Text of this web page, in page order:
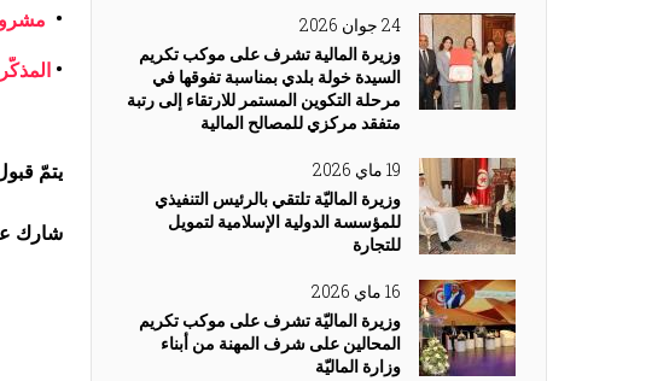
24 جوان 2026
وزيرة المالية تشرف على موكب تكريم
السيدة خولة بلدي بمناسبة تفوقها في
مرحلة التكوين المستمر للارتقاء إلى رتبة
متفقد مركزي للمصالح المالية
19 ماي 2026
وزيرة الماليّة تلتقي بالرئيس التنفيذي
للمؤسسة الدولية الإسلامية لتمويل
للتجارة
16 ماي 2026
وزيرة الماليّة تشرف على موكب تكريم
المحالين على شرف المهنة من أبناء
وزارة الماليّة
•
•
يتمّ
شارك